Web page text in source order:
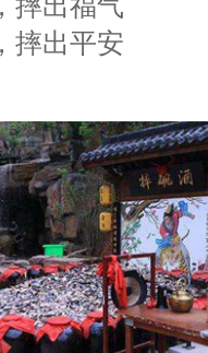
摔出福气
摔出平安